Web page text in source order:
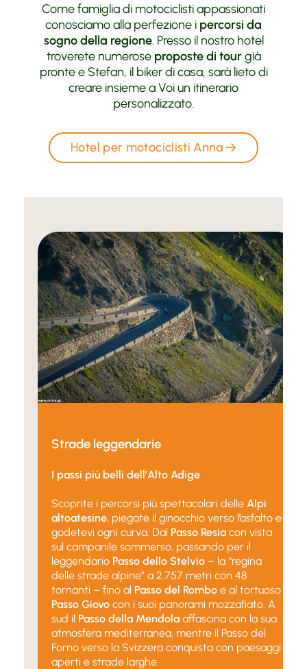
Come famiglia di motociclisti appassionati
conosciamo alla perfezione i percorsi da
sogno della regione. Presso il nostro hotel
troverete numerose proposte di tourgià
pronte e Stefan, il biker di casa, sarà lieto di
creare insieme a Voi un itinerario
personalizzato.
Hotel per motociclisti Anna
Strade leggendarie
I passi più belli dell’Alto Adige
Scoprite i percorsi più spettacolari delle Alpi
altoatesine, piegate il ginocchio verso l’asfalto e
godetevi ogni curva. Dal Passo Resia con vista
sul campanile sommerso, passando per il
leggendario Passo dello Stelvio – la “regina
delle strade alpine” a 2.757 metri con 48
tornanti – fino al Passo del Rombo e al tortuoso
Passo Giovo con i suoi panorami mozzafiato. A
sud il Passo della Mendola affascina con la sua
atmosfera mediterranea, mentre il Passo del
Forno verso la Svizzera conquista con paesaggi
aperti e strade larghe.